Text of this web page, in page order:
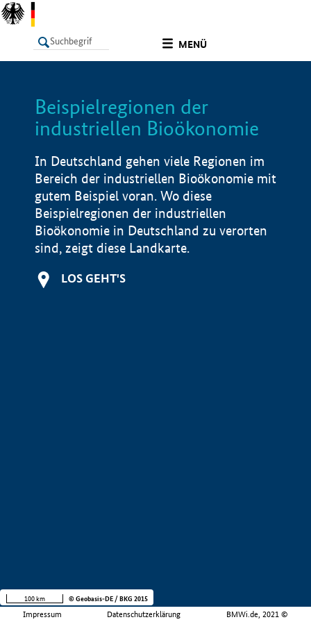
MENÜ
LISTE
Beispielregionen der
industriellen Bioökonomie
In Deutschland gehen viele Regionen im
Bereich der industriellen Bioökonomie mit
gutem Beispiel voran. Wo diese
Beispielregionen der industriellen
Bioökonomie in Deutschland zu verorten
sind, zeigt diese Landkarte.
LOS GEHT'S
Impressum Datenschutzerklärung BMWi.de, 2021 ©
100 km © Geobasis-DE / BKG 2015